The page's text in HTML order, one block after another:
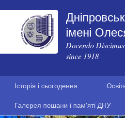
імені
Docendo Discimus
since 1918
Історія і сьогодення
Галерея пошани і пам'яті ДНУ